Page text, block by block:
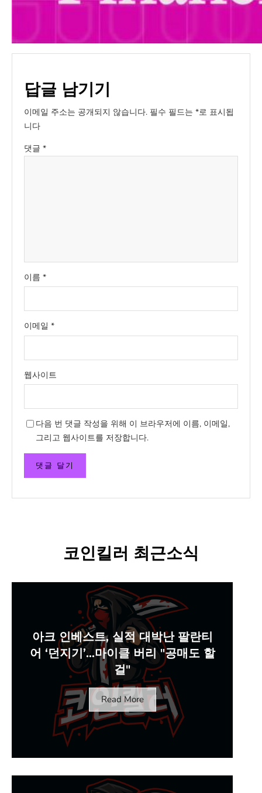
답글 남기기
이메일 주소는 공개되지 않습니다. 필수 필드는 *로 표시됩
니다
댓글 *
이름 *
이메일 *
웹사이트
다음 번 댓글 작성을 위해 이 브라우저에 이름, 이메일,
그리고 웹사이트를 저장합니다.
코인킬러 최근소식
아크 인베스트, 실적 대박난 팔란티
어 ‘던지기’…마이클 버리 "공매도 할
걸"
Read More